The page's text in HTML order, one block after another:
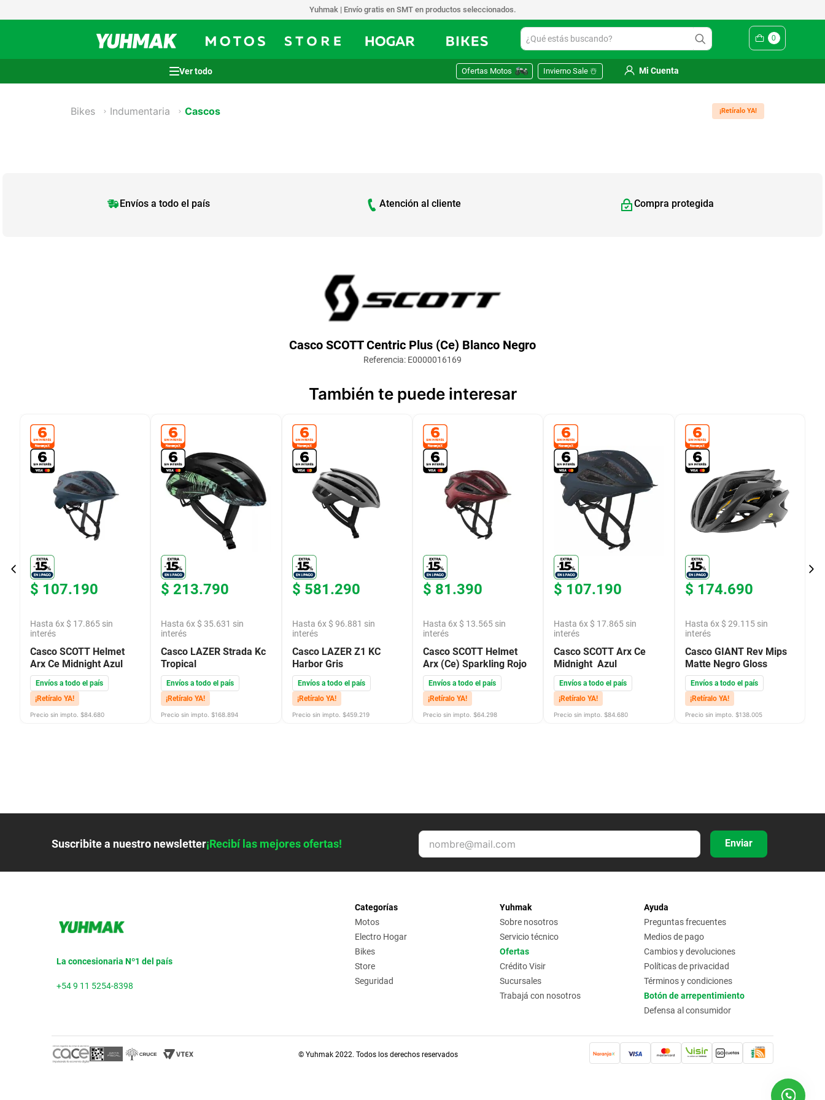
Yuhmak | Envío gratis en SMT en productos seleccionados.
¿Qué estás buscando? 0
Ofertas Motos Invierno Sale ☃️ Mi Cuenta
Bikes Indumentaria Cascos ¡Retíralo YA!
Envíos a todo el país Atención al cliente Compra protegida
Casco SCOTT Centric Plus (Ce) Blanco Negro
Referencia: E0000016169
También te puede interesar
$ 107.190
Hasta 6x $ 17.865sin
interés
Casco SCOTT Helmet
Arx Ce Midnight Azul
Envíos a todo el país
¡Retíralo YA!
Precio sin impto. $84.680
$ 213.790
Hasta 6x $ 35.631 sin
interés
Casco LAZER Strada Kc
Tropical
Envíos a todo el país
¡Retíralo YA!
Precio sin impto. $168.894
$ 581.290
Hasta 6x $ 96.881 sin
interés
Casco LAZER Z1 KC
Harbor Gris
Envíos a todo el país
¡Retíralo YA!
Precio sin impto. $459.219
$ 81.390
Hasta 6x $ 13.565sin
interés
Casco SCOTT Helmet
Arx (Ce) Sparkling Rojo
Envíos a todo el país
¡Retíralo YA!
Precio sin impto. $64.298
$ 107.190
Hasta 6x $ 17.865 sin
interés
Casco SCOTT Arx Ce
Midnight Azul
Envíos a todo el país
¡Retíralo YA!
Precio sin impto. $84.680
$ 174.690
Hasta 6x $ 29.115sin
interés
Casco GIANT Rev Mips
Matte Negro Gloss
Envíos a todo el país
¡Retíralo YA!
Precio sin impto. $138.005
Suscribite a nuestro newsletter¡Recibí las mejores ofertas! Enviar
La concesionaria Nº1 del país
+54 9 11 5254-8398
Categorías
Motos
Electro Hogar
Bikes
Store
Seguridad
Yuhmak
Sobre nosotros
Servicio técnico
Ofertas
Crédito Visir
Sucursales
Trabajá con nosotros
Ayuda
Preguntas frecuentes
Medios de pago
Cambios y devoluciones
Políticas de privacidad
Términos y condiciones
Botón de arrepentimiento
Defensa al consumidor
© Yuhmak 2022. Todos los derechos reservados